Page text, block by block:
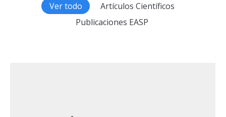
Ver todo
Artículos Científicos
Publicaciones EASP